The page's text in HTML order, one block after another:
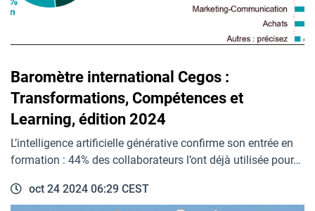
Baromètre international Cegos :
Transformations, Compétences et
Learning, édition 2024
L’intelligence artificielle générative confirme son entrée en
formation : 44% des collaborateurs l’ont déjà utilisée pour…
oct 24 2024 06:29 CEST